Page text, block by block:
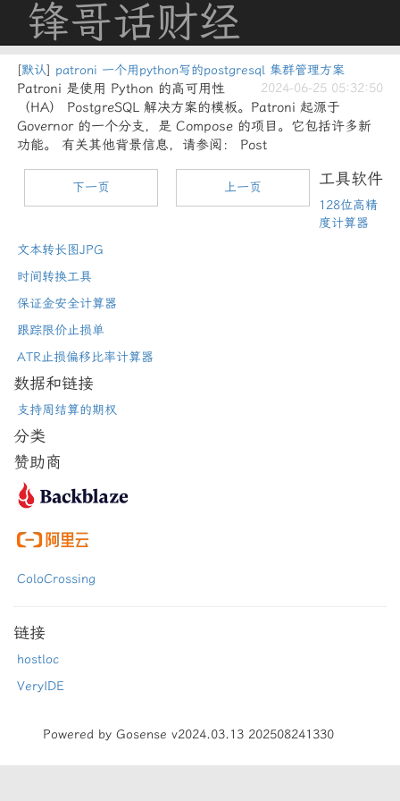
锋哥话财经
[默认] patroni 一个用python写的postgresql 集群管理方案
2024-06-25 05:32:50
Patroni 是使用 Python 的高可用性
（HA） PostgreSQL 解决方案的模板。Patroni 起源于
Governor 的一个分支，是 Compose 的项目。它包括许多新
功能。 有关其他背景信息，请参阅： Post
下一页 上一页 工具软件
128位高精
度计算器
文本转长图JPG
时间转换工具
保证金安全计算器
跟踪限价止损单
ATR止损偏移比率计算器
数据和链接
支持周结算的期权
分类
赞助商
ColoCrossing
链接
hostloc
VeryIDE
Powered by Gosense v2024.03.13 202508241330